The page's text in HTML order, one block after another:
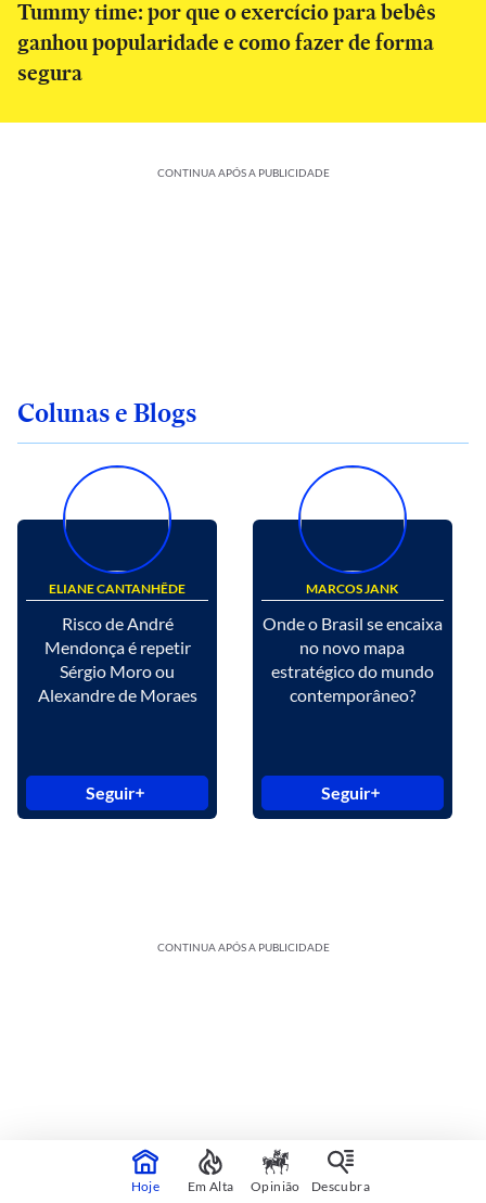
Tummy time: por que o exercício para bebês
ganhou popularidade e como fazer de forma
segura
CONTINUA APÓS A PUBLICIDADE
Colunas e Blogs
ELIANE CANTANHÊDE
Risco de André
Mendonça é repetir
Sérgio Moro ou
Alexandre de Moraes
Seguir
MARCOS JANK
Onde o Brasil se encaixa
no novo mapa
estratégico do mundo
contemporâneo?
Seguir
CONTINUA APÓS A PUBLICIDADE
Hoje Em Alta Opinião Descubra